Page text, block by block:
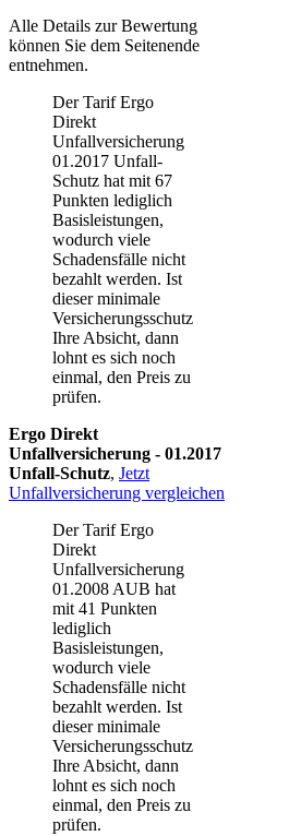
Alle Details zur Bewertung
können Sie dem Seitenende
entnehmen.
Der Tarif Ergo
Direkt
Unfallversicherung
01.2017 Unfall-
Schutz hat mit 67
Punkten lediglich
Basisleistungen,
wodurch viele
Schadensfälle nicht
bezahlt werden. Ist
dieser minimale
Versicherungsschutz
Ihre Absicht, dann
lohnt es sich noch
einmal, den Preis zu
prüfen.
Ergo Direkt
Unfallversicherung - 01.2017
Unfall-Schutz, Jetzt
Unfallversicherung vergleichen
Der Tarif Ergo
Direkt
Unfallversicherung
01.2008 AUB hat
mit 41 Punkten
lediglich
Basisleistungen,
wodurch viele
Schadensfälle nicht
bezahlt werden. Ist
dieser minimale
Versicherungsschutz
Ihre Absicht, dann
lohnt es sich noch
einmal, den Preis zu
prüfen.